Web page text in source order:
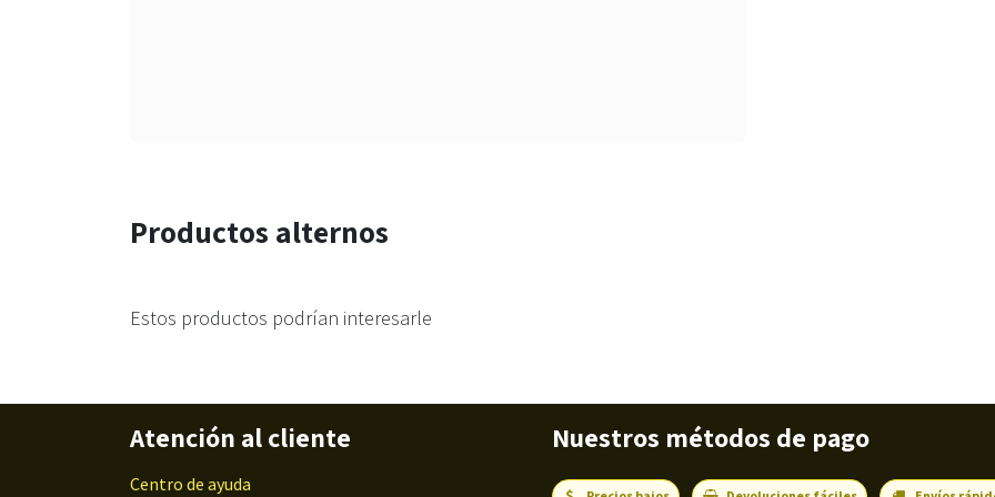
Productos alternos
Estos productos podrían interesarle
Atención al cliente
Centro de ayuda
Nuestros métodos de pago